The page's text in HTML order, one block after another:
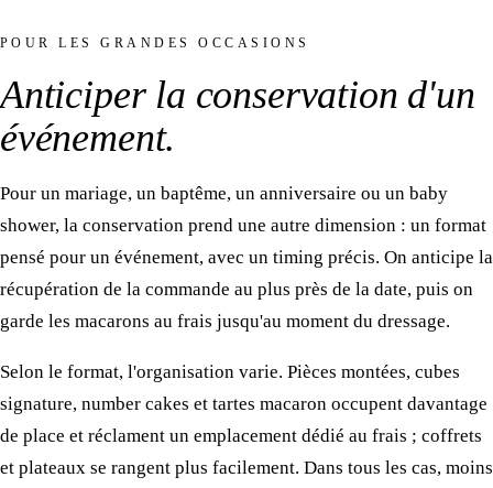
POUR LES GRANDES OCCASIONS
Anticiper la conservation d'un
événement.
Pour un mariage, un baptême, un anniversaire ou un baby
shower, la conservation prend une autre dimension : un format
pensé pour un événement, avec un timing précis. On anticipe la
récupération de la commande au plus près de la date, puis on
garde les macarons au frais jusqu'au moment du dressage.
Selon le format, l'organisation varie. Pièces montées, cubes
signature, number cakes et tartes macaron occupent davantage
de place et réclament un emplacement dédié au frais ; coffrets
et plateaux se rangent plus facilement. Dans tous les cas, moins